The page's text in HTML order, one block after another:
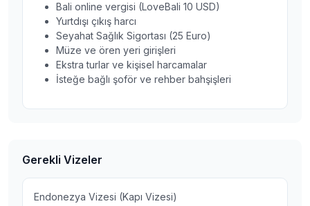
Bali online vergisi (LoveBali 10 USD)
Yurtdışı çıkış harcı
Seyahat Sağlık Sigortası (25 Euro)
Müze ve ören yeri girişleri
Ekstra turlar ve kişisel harcamalar
İsteğe bağlı şoför ve rehber bahşişleri
Gerekli Vizeler
Endonezya Vizesi (Kapı Vizesi)